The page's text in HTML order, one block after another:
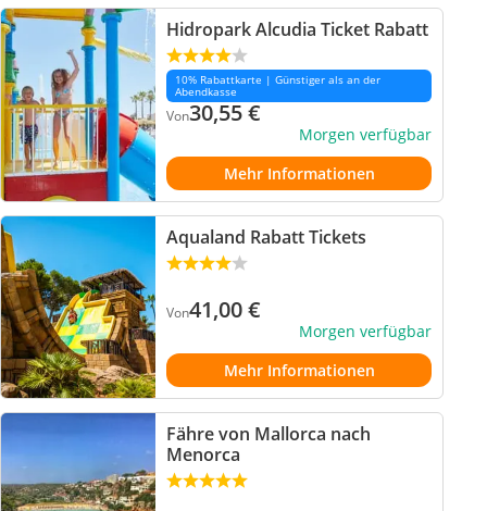
Hidropark Alcudia Ticket Rabatt
10% Rabattkarte | Günstiger als an der
Abendkasse
Von30,55€
Morgen verfügbar
Mehr Informationen
Aqualand Rabatt Tickets
Von41,00€
Morgen verfügbar
Mehr Informationen
Fähre von Mallorca nach
Menorca